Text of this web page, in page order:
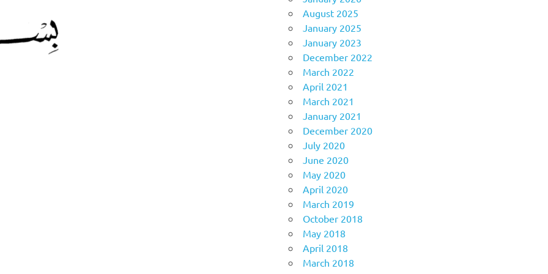
August 2025
January 2025
January 2023
December 2022
March 2022
April 2021
March 2021
January 2021
December 2020
July 2020
June 2020
May 2020
April 2020
March 2019
October 2018
May 2018
April 2018
March 2018